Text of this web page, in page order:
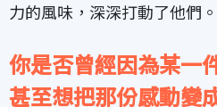
力的風味，深深打動了他們。
你是否曾經因為某一
甚至想把那份感動變